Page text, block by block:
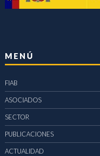
MENÚ
FIAB
ASOCIADOS
SECTOR
PUBLICACIONES
ACTUALIDAD